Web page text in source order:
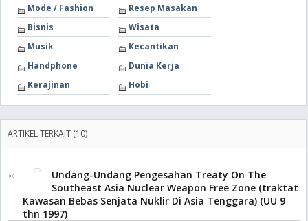
Mode / Fashion
Resep Masakan
Bisnis
Wisata
Musik
Kecantikan
Handphone
Dunia Kerja
Kerajinan
Hobi
ARTIKEL TERKAIT (10)
Undang-Undang Pengesahan Treaty On The
Southeast Asia Nuclear Weapon Free Zone (traktat
Kawasan Bebas Senjata Nuklir Di Asia Tenggara) (UU 9
thn 1997)